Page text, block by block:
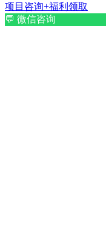
项目咨询+福利领取
💬 微信咨询